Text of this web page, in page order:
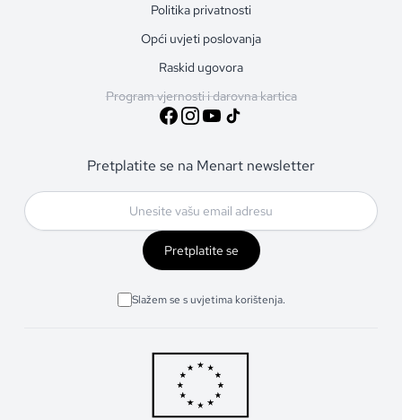
Politika privatnosti
Opći uvjeti poslovanja
Raskid ugovora
Program vjernosti i darovna kartica
Pretplatite se na Menart newsletter
Pretplatite se
Slažem se s uvjetima korištenja.